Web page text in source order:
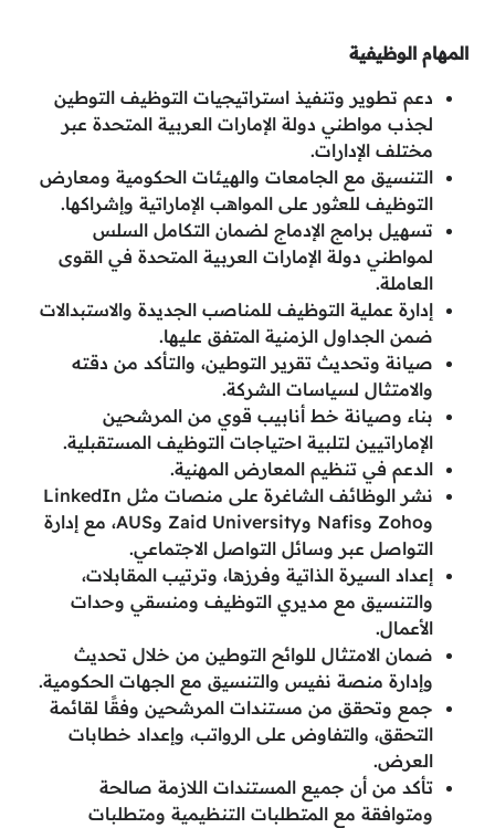
المهام الوظيفية
دعم تطوير وتنفيذ استراتيجيات التوظيف التوطين
لجذب مواطني دولة الإمارات العربية المتحدة عبر
مختلف الإدارات.
التنسيق مع الجامعات والهيئات الحكومية ومعارض
التوظيف للعثور على المواهب الإماراتية وإشراكها.
تسهيل برامج الإدماج لضمان التكامل السلس
لمواطني دولة الإمارات العربية المتحدة في القوى
العاملة.
إدارة عملية التوظيف للمناصب الجديدة والاستبدالات
ضمن الجداول الزمنية المتفق عليها.
صيانة وتحديث تقرير التوطين، والتأكد من دقته
والامتثال لسياسات الشركة.
بناء وصيانة خط أنابيب قوي من المرشحين
الإماراتيين لتلبية احتياجات التوظيف المستقبلية.
الدعم في تنظيم المعارض المهنية.
نشر الوظائف الشاغرة على منصات مثل LinkedIn
وZoho وNafis وZaid University وAUS، مع إدارة
التواصل عبر وسائل التواصل الاجتماعي.
إعداد السيرة الذاتية وفرزها، وترتيب المقابلات،
والتنسيق مع مديري التوظيف ومنسقي وحدات
الأعمال.
ضمان الامتثال للوائح التوطين من خلال تحديث
وإدارة منصة نفيس والتنسيق مع الجهات الحكومية.
جمع وتحقق من مستندات المرشحين وفقًا لقائمة
التحقق، والتفاوض على الرواتب، وإعداد خطابات
العرض.
تأكد من أن جميع المستندات اللازمة صالحة
ومتوافقة مع المتطلبات التنظيمية ومتطلبات